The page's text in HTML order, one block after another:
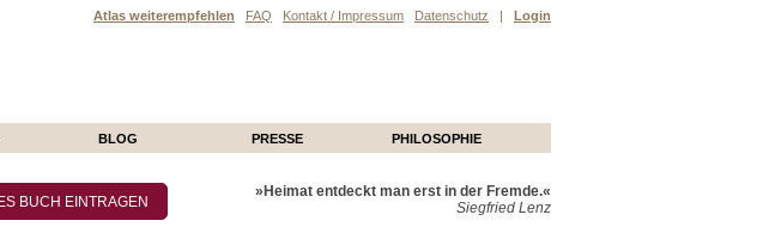
Atlas weiterempfehlen FAQ Kontakt / Impressum Datenschutz | Login
BLOG PRESSE PHILOSOPHIE
»Heimat entdeckt man erst in der Fremde.«
Siegfried Lenz